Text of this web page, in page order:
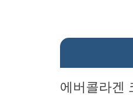
에버콜라겐